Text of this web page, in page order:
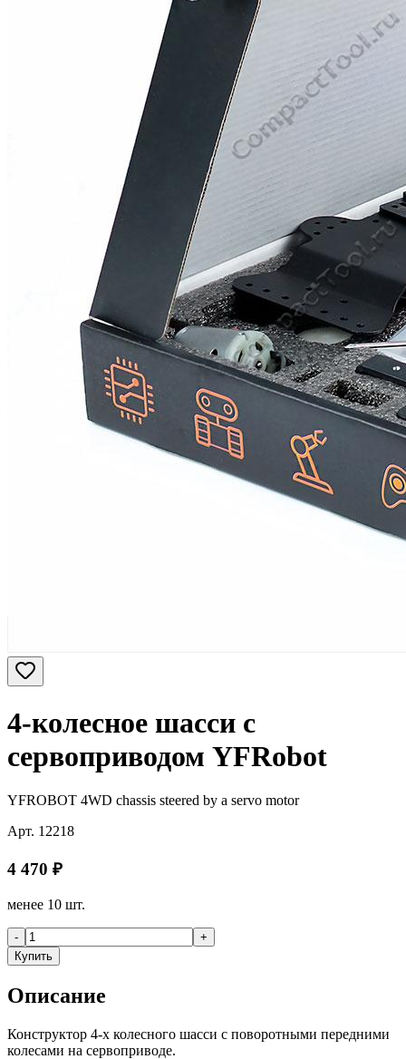
4-колесное шасси с
сервоприводом YFRobot
YFROBOT 4WD chassis steered by a servo motor
Арт. 12218
4 470 ₽
менее 10 шт.
-
+
Купить
Описание
Конструктор 4-х колесного шасси с поворотными передними
колесами на сервоприводе.